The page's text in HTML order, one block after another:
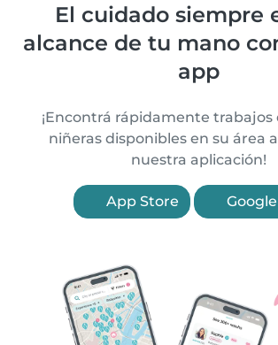
El cuidado siempre
alcance de tu mano
app
¡Encontrá rápidamente trabajos
niñeras disponibles en su área
nuestra aplicación!
App Store